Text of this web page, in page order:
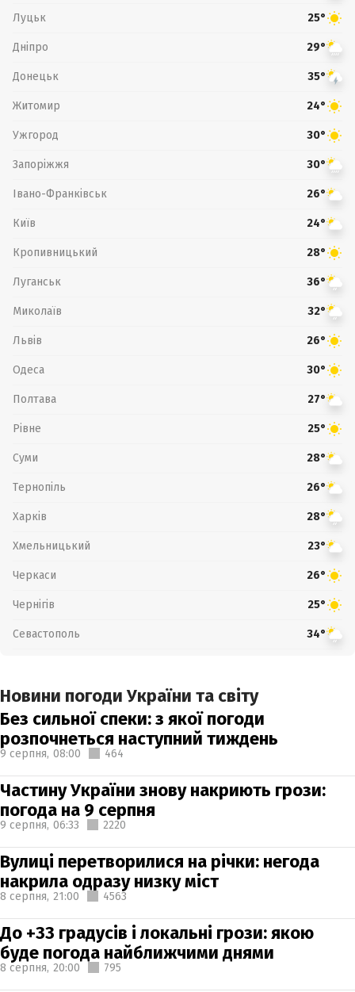
Луцьк 25°
Дніпро 29°
Донецьк 35°
Житомир 24°
Ужгород 30°
Запоріжжя 30°
Івано-Франківськ 26°
Київ 24°
Кропивницький 28°
Луганськ 36°
Миколаїв 32°
Львів 26°
Одеса 30°
Полтава 27°
Рівне 25°
Суми 28°
Тернопіль 26°
Харків 28°
Хмельницький 23°
Черкаси 26°
Чернігів 25°
Севастополь 34°
Новини погоди України та світу
Без сильної спеки: з якої погоди
розпочнеться наступний тиждень
9 серпня, 08:00 464
Частину України знову накриють грози:
погода на 9 серпня
9 серпня, 06:33 2220
Вулиці перетворилися на річки: негода
накрила одразу низку міст
8 серпня, 21:00 4563
До +33 градусів і локальні грози: якою
буде погода найближчими днями
8 серпня, 20:00 795